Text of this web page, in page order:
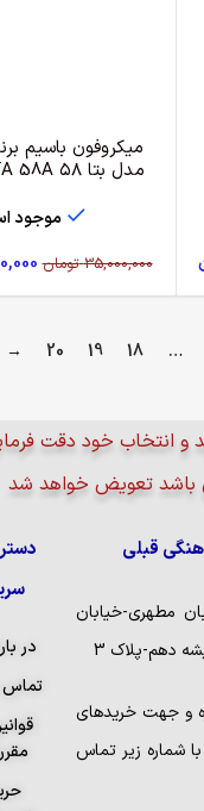
میکروفون باسیم
مدل بتا ۵۸ Shure BETA 58A
موجود
35,000,000 تومان
…
18
19
20
→
و انتخاب خود دقت
باشد تعویض خواهد شد
قبلی
مطهری-خیابان
دهم-پلاک 3
و جهت خریدهای
شماره زیر تماس
در
تماس